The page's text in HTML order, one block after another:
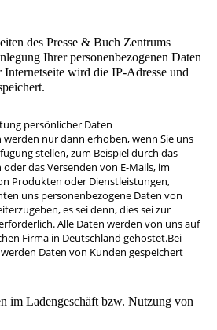
des Presse & Buch Zentrums
Ihrer personenbezogenen Daten
wird die IP-Adresse und
persönlicher Daten
werden nur dann erhoben, wenn Sie uns
stellen, zum Beispiel durch das
das Versenden von E-Mails, im
Produkten oder Dienstleistungen,
uns personenbezogene Daten von
es sei denn, dies sei zur
Alle Daten werden von uns auf
Firma in Deutschland gehostet.Bei
Daten von Kunden gespeichert
im Ladengeschäft bzw. Nutzung von